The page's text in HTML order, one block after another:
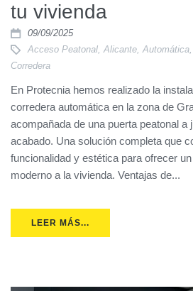
tu vivienda
09/09/2025
Acceso Peatonal,Alicante,Automática,
Corredera
En Protecnia hemos realizado la
corredera automática en la zona de
acompañada de una puerta peatonal a
acabado. Una solución completa que
funcionalidad y estética para ofrecer
moderno a la vivienda. Ventajas de...
LEER MÁS...